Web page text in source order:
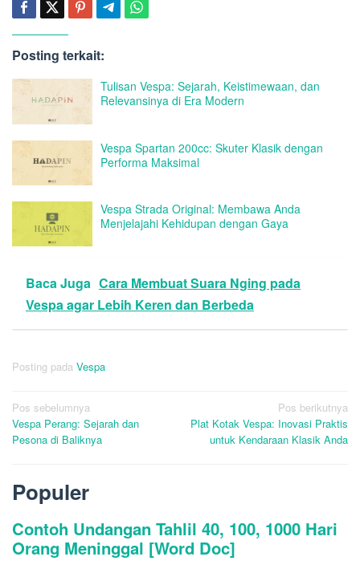
Posting terkait:
Tulisan Vespa: Sejarah, Keistimewaan, dan
Relevansinya di Era Modern
Vespa Spartan 200cc: Skuter Klasik dengan
Performa Maksimal
Vespa Strada Original: Membawa Anda
Menjelajahi Kehidupan dengan Gaya
Baca Juga Cara Membuat Suara Nging pada
Vespa agar Lebih Keren dan Berbeda
Posting pada Vespa
Navigasi
pos
Pos sebelumnya
Vespa Perang: Sejarah dan
Pesona di Baliknya
Pos berikutnya
Plat Kotak Vespa: Inovasi Praktis
untuk Kendaraan Klasik Anda
Populer